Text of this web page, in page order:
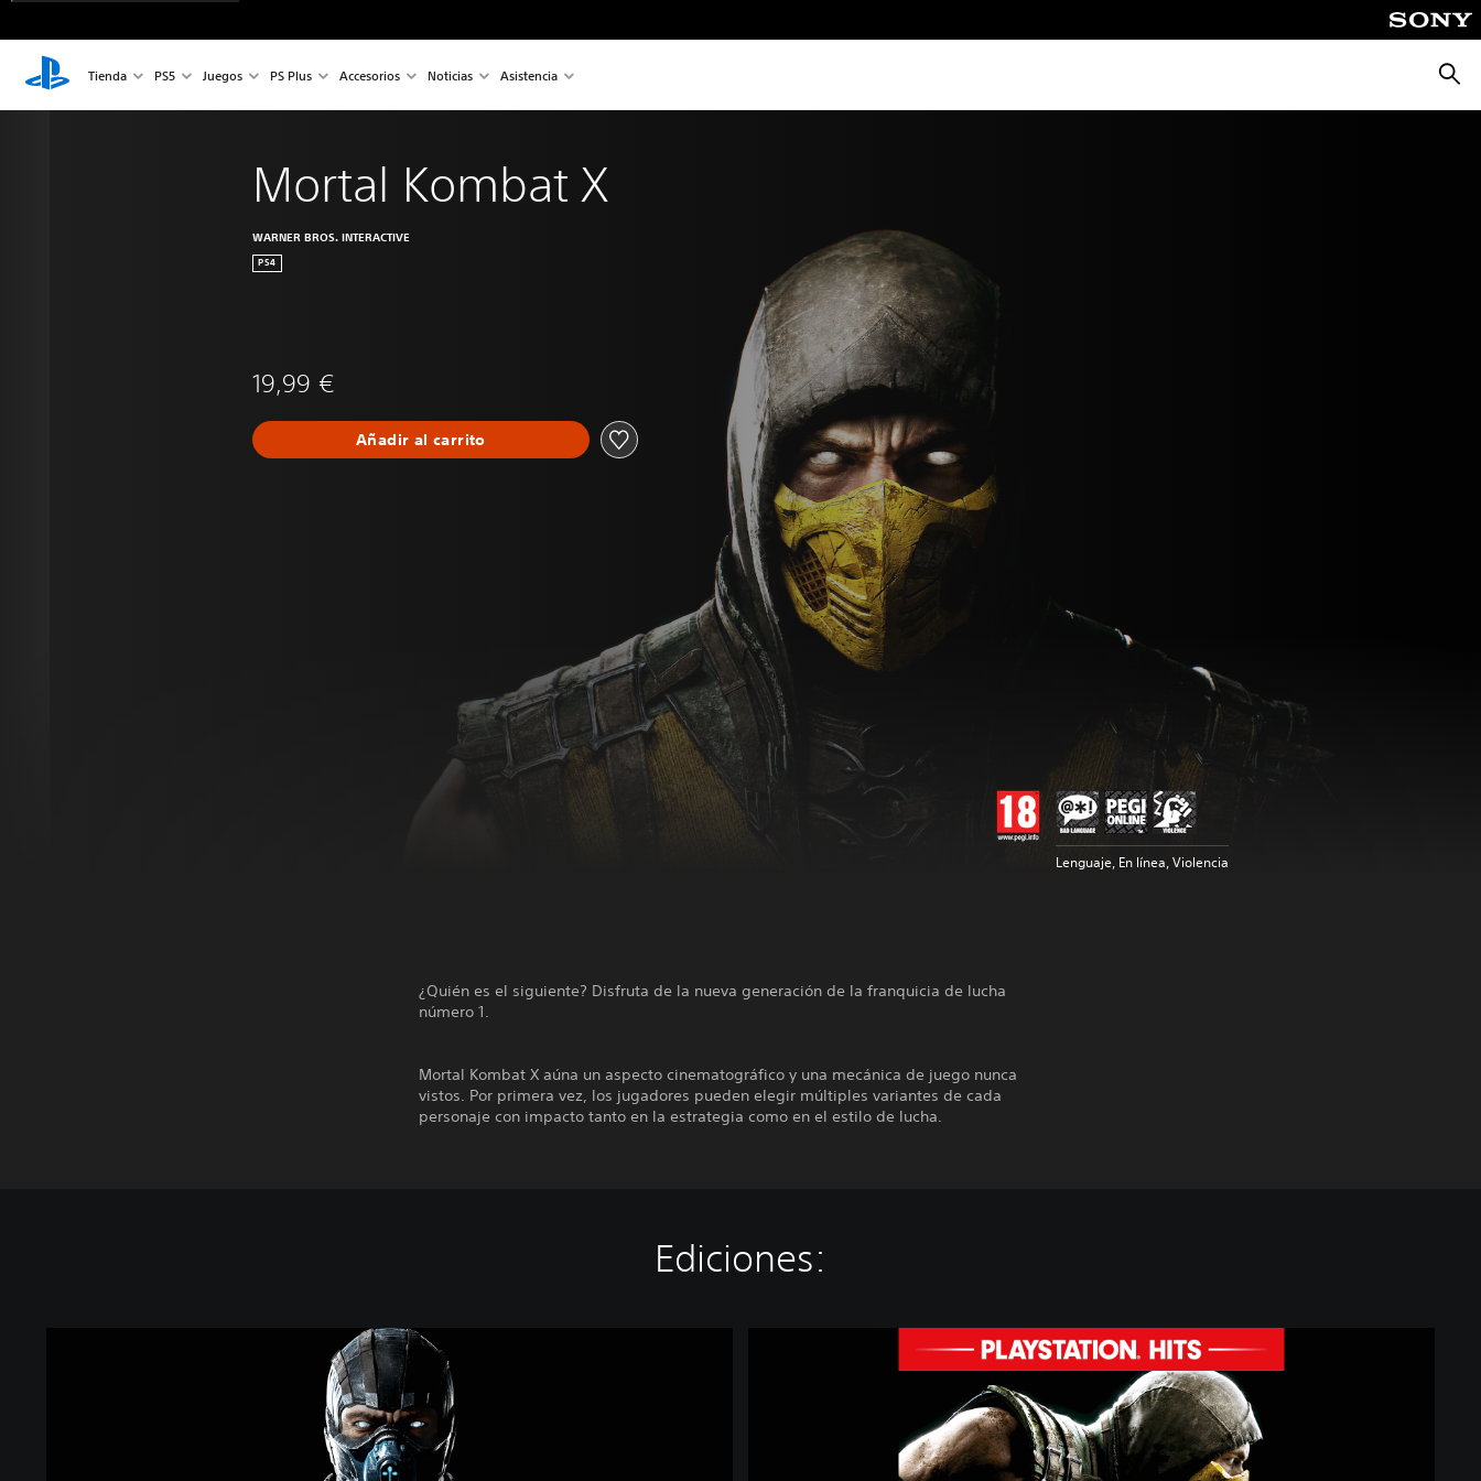
Tienda PS5 Juegos PS Plus Accesorios Noticias Asistencia
Mortal Kombat X
WARNER BROS. INTERACTIVE
PS4
19,99 €
Añadir al carrito
Lenguaje, En línea, Violencia
¿Quién es el siguiente? Disfruta de la nueva generación de la franquicia de lucha
número 1.
Mortal Kombat X aúna un aspecto cinematográfico y una mecánica de juego nunca
vistos. Por primera vez, los jugadores pueden elegir múltiples variantes de cada
personaje con impacto tanto en la estrategia como en el estilo de lucha.
Ediciones: